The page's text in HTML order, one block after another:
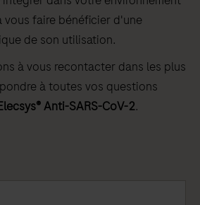
faire bénéficier d'une
de son utilisation.
à vous recontacter dans les plus
à toutes vos questions
Anti-SARS-CoV-2.